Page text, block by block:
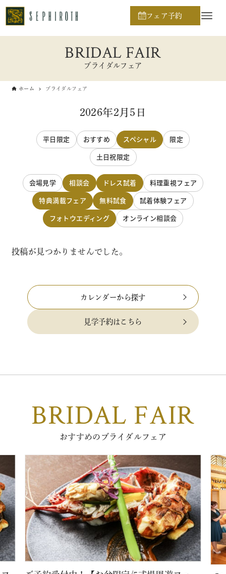
フェア予約
BRIDAL FAIR
ブライダルフェア
ホーム ブライダルフェア
2026年2月5日
平日限定 おすすめ スペシャル
限定
土日祝限定
会場見学 相談会 ドレス試着
料理重視フェア
特典満載フェア
無料試食
試着体験フェア
フォトウエディング
オンライン相談会
投稿が見つかりませんでした。
カレンダーから探す
見学予約はこちら
BRIDAL FAIR
おすすめのブライダルフェア